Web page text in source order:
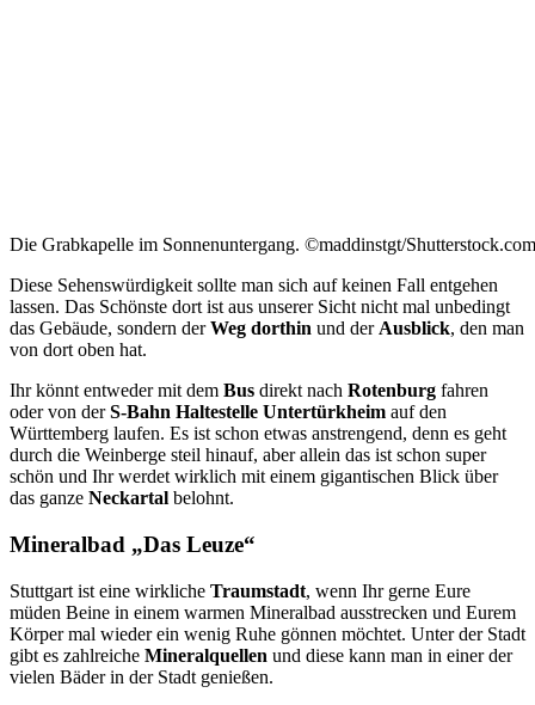
Die Grabkapelle im Sonnenuntergang. ©maddinstgt/Shutterstock.com
Diese Sehenswürdigkeit sollte man sich auf keinen Fall entgehen
lassen. Das Schönste dort ist aus unserer Sicht nicht mal unbedingt
das Gebäude, sondern derWeg dorthin und der Ausblick, den man
von dort oben hat.
Ihr könnt entweder mit dem Bus direkt nach Rotenburg fahren
oder von derS-Bahn Haltestelle Untertürkheim auf den
Württemberg laufen. Es ist schon etwas anstrengend, denn es geht
durch die Weinberge steil hinauf, aber allein das ist schon super
schön und Ihr werdet wirklich mit einem gigantischen Blick über
das ganze Neckartal belohnt.
Mineralbad „Das Leuze“
Stuttgart ist eine wirkliche Traumstadt, wenn Ihr gerne Eure
müden Beine in einem warmen Mineralbad ausstrecken und Eurem
Körper mal wieder ein wenig Ruhe gönnen möchtet. Unter der Stadt
gibt es zahlreiche Mineralquellen und diese kann man in einer der
vielen Bäder in der Stadt genießen.